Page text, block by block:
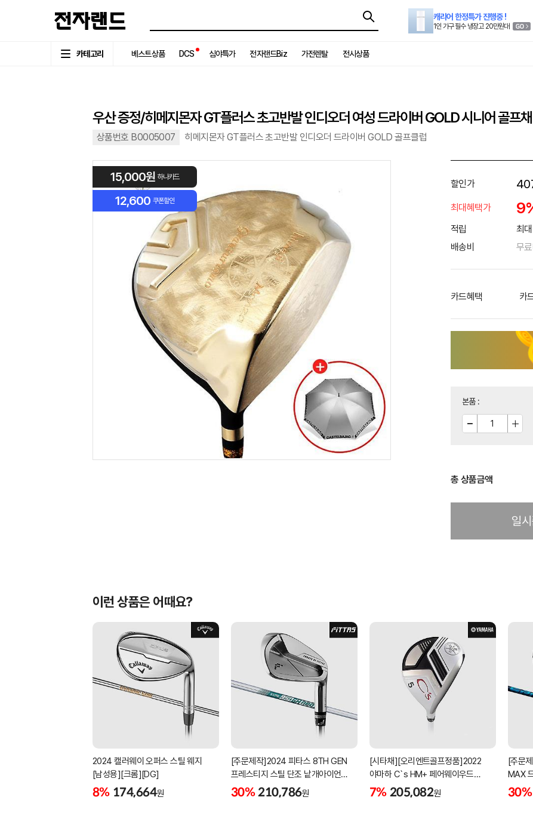
캐리어 한정특가 진행중 !
1인 가구 필수 냉장고 20만원대
카테고리 베스트상품 DCS 심야특가 전자랜드Biz 가전렌탈 전시상품
우산 증정/히메지몬자 GT플러스 초고반발 인디오더 여성 드라이버 GOLD 시니어 골프
상품번호 B0005007 히메지몬자 GT플러스 초고반발 인디오더 드라이버 GOLD 골프클럽
15,000원 하나카드
12,600 쿠폰할인
할인가
최대혜택가
적립 최
배송비 무
카드혜택 카
본품:
총 상품금액
일
이런 상품은 어때요?
2024 캘러웨이 오퍼스 스틸 웨지
[남성용][크롬][DG]
8% 174,664원
[주문제작]2024 피타스 8TH GEN
프레스티지 스틸 단조 낱개아이언
[남성용][4번][NSPRO950GH NEO]
30% 210,786원
[시타채][오리엔트골프정품]2022
야마하 C`s HM+ 페어웨이우드
[여성용][화이트][C`s HM+
7% 205,082원
[주문
MAX
NX]
30%